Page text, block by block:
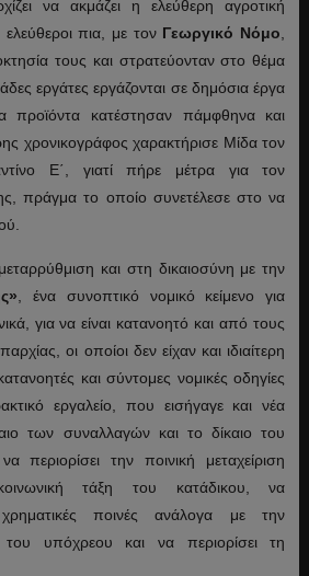
να ακμάζει η ελεύθερη αγροτική
πια, με τον Γεωργικό Νόμο
τους και στρατεύονταν στο θέμα
εργάτες εργάζονται σε δημόσια έργα
κατέστησαν πάμφθηνα και
χρονικογράφος χαρακτήρισε Μίδα τον
Ε΄, γιατί πήρε μέτρα για τον
πράγμα το οποίο συνετέλεσε στο να
και στη δικαιοσύνη με την
, ένα συνοπτικό νομικό κείμενο για
για να είναι κατανοητό και από τους
οι οποίοι δεν είχαν και ιδιαίτερη
και σύντομες νομικές οδηγίες
εργαλείο, που εισήγαγε και νέα
των συναλλαγών και το δίκαιο του
την ποινική μεταχείριση
τάξη του κατάδικου, να
χρηματικές ποινές ανάλογα με την
του υπόχρεου και να περιορίσει τη